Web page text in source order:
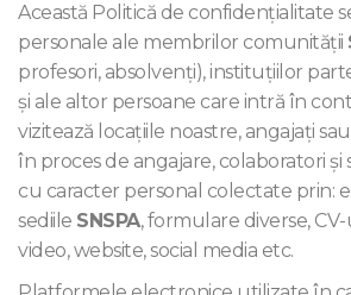
Această Politică de confidențialitate
personale ale membrilor comunităţii
profesori, absolvenţi), instituţiilor
şi ale altor persoane care intră în
vizitează locațiile noastre, angajați
în proces de angajare, colaboratori și
cu caracter personal colectate prin:
sediile SNSPA, formulare diverse,
video, website, social media etc.